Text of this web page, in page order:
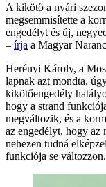
A kikötő a nyári
megsemmisítette a
engedélyt és új,
– írja a Magyar
Herényi Károly, a
lapnak azt mondta,
kikötőengedély
hogy a strand
megváltozik, és a
az engedélyt, hogy az
nehezen tudná
funkciója se változzon.